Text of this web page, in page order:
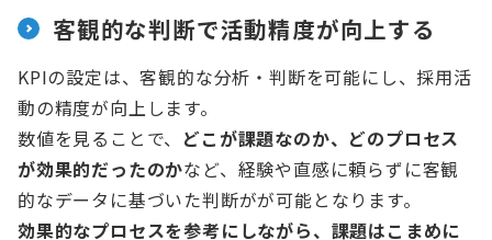
客観的な判断で活動精度が向上する
KPIの設定は、客観的な分析・判断を可能にし、採用活
動の精度が向上します。
数値を見ることで、 どこが課題なのか、どのプロセス
が効果的だったのかなど、経験や直感に頼らずに客観
的なデータに基づいた判断がが可能となります。
効果的なプロセスを参考にしながら、課題はこまめに